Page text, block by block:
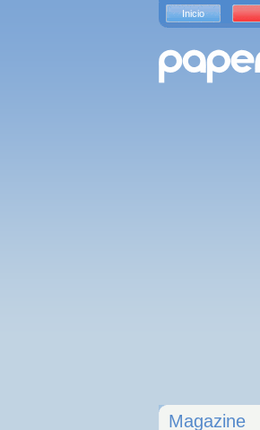
Magazine
Inicio